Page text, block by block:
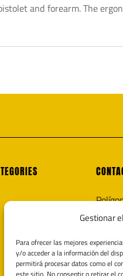
Gestionar
Para ofrecer las mejores
y/o acceder a la información del
permitirá procesar datos como el
and forearm. The
20690